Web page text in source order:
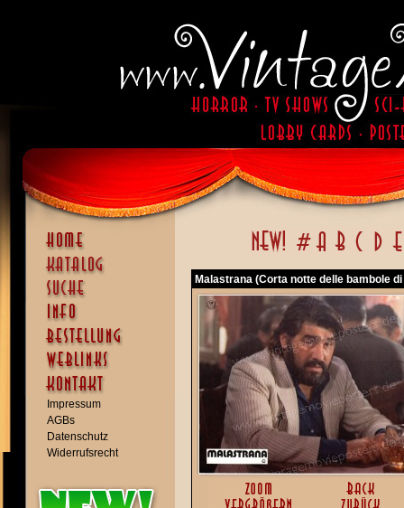
Impressum
AGBs
Datenschutz
Widerrufsrecht
Malastrana (Corta notte delle bambole